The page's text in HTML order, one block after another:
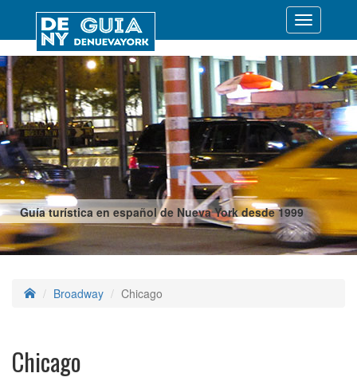
Guía turística en español de Nueva York desde 1999
Desplegar
Broadway Chicago
Chicago